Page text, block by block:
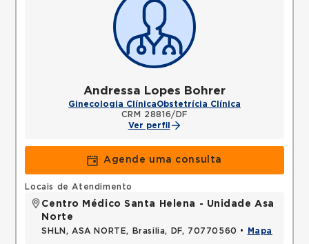
Andressa Lopes Bohrer
Ginecologia ClínicaObstetrícia Clínica
CRM 28816/DF
Ver perfil
Agende uma consulta
Locais de Atendimento
Centro Médico Santa Helena - Unidade Asa
Norte
SHLN, ASA NORTE, Brasilia, DF, 70770560 • Mapa